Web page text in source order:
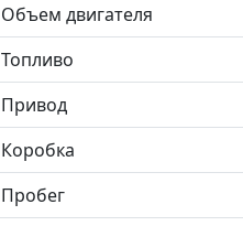
Объем двигателя
Топливо
Привод
Коробка
Пробег